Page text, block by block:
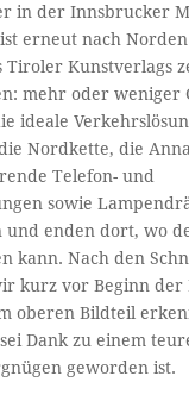
in der Innsbrucker
erneut nach
Tiroler Kunstverlags
mehr oder weniger
ideale
Nordkette, die
Telefon- und
sowie
und enden dort, wo
kann. Nach den
kurz vor Beginn der
oberen Bildteil
Dank zu einem
geworden ist.